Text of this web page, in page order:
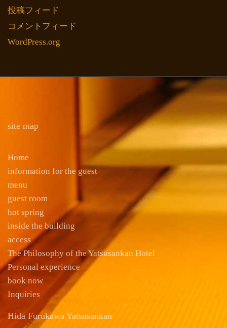
投稿フィード
コメントフィード
WordPress.org
site map
Home
information for the guest
menu
guest room
hot spring
inside the building
access
The Philosophy of the Yatsusankan Hotel
Personal experience
book now
Inquiries
Hida Furukawa Yatsusankan